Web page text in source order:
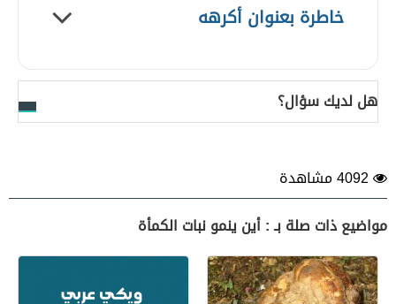
خاطرة بعنوان أكرهه
هل لديك سؤال؟
مواضيع ذات صلة بـ : أين ينمو نبات الكمأة